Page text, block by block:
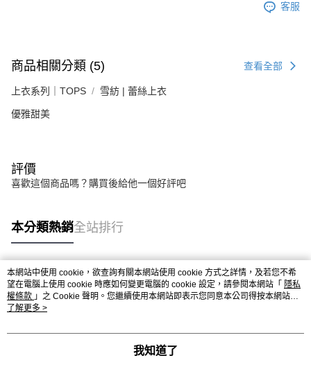
客服
商品相關分類 (5) 查看全部
上衣系列｜TOPS 雪紡 | 蕾絲上衣
優雅甜美
評價
喜歡這個商品嗎？購買後給他一個好評吧
本分類熱銷全站排行
熱門標籤
本網站中使用 cookie，欲查詢有關本網站使用 cookie 方式之詳情，及若您不希
望在電腦上使用 cookie 時應如何變更電腦的 cookie 設定，請參閱本網站「 隱私
權條款 」之 Cookie 聲明。您繼續使用本網站即表示您同意本公司得按本網站使
用條款之 Cookie 聲明使用 cookie。
了解更多 >
我知道了